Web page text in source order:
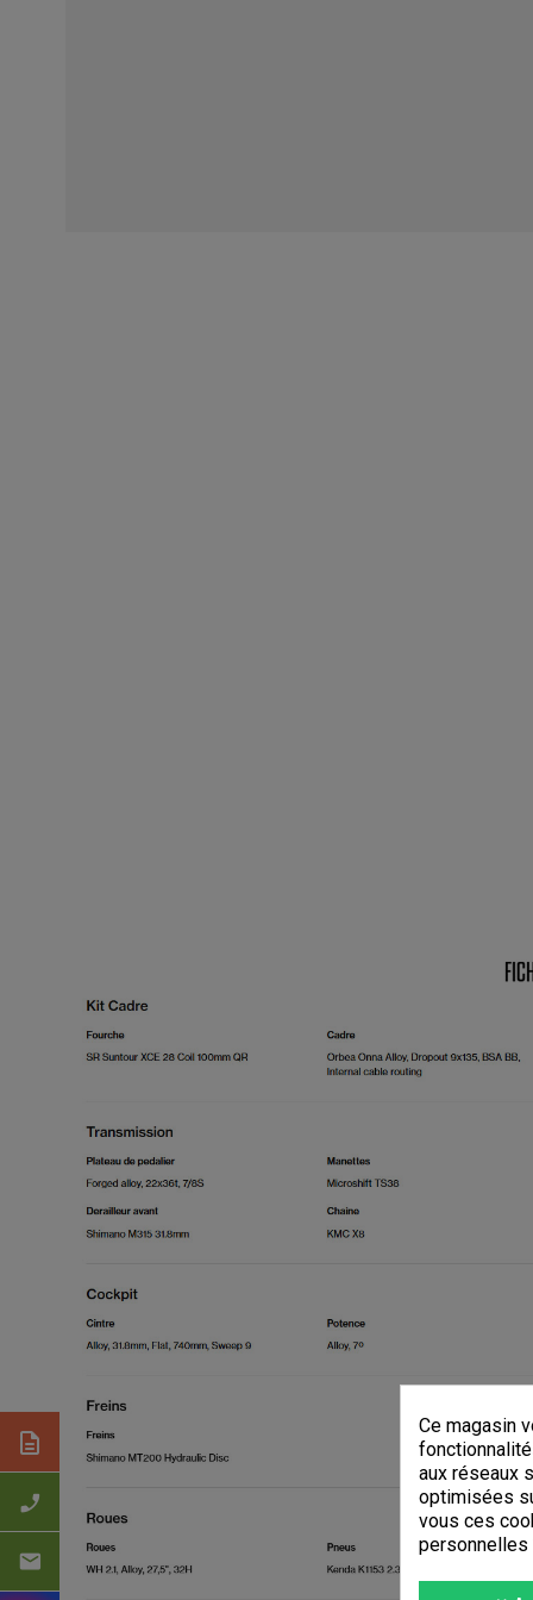
description
phone_enabled
mail
Ce magasin
aux réseaux
optimisées
vous ces
personnelles